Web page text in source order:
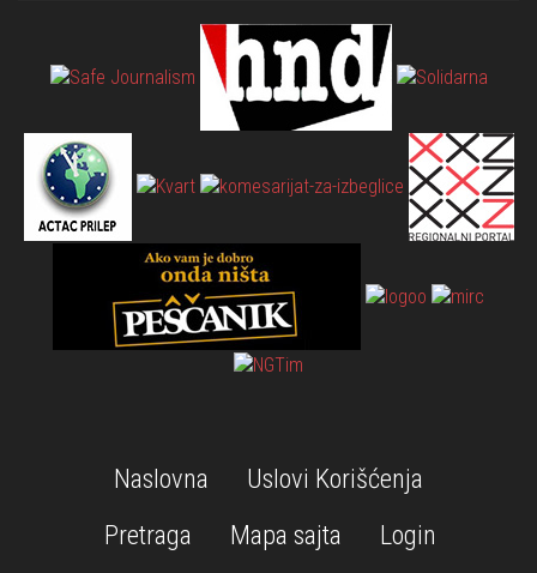
Naslovna
Uslovi Korišćenja
Pretraga
Mapa sajta Login